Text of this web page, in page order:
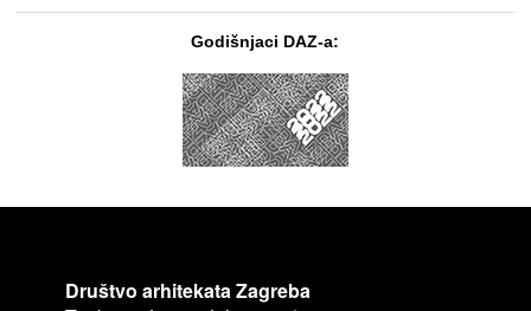
Godišnjaci DAZ-a:
Društvo arhitekata Zagreba